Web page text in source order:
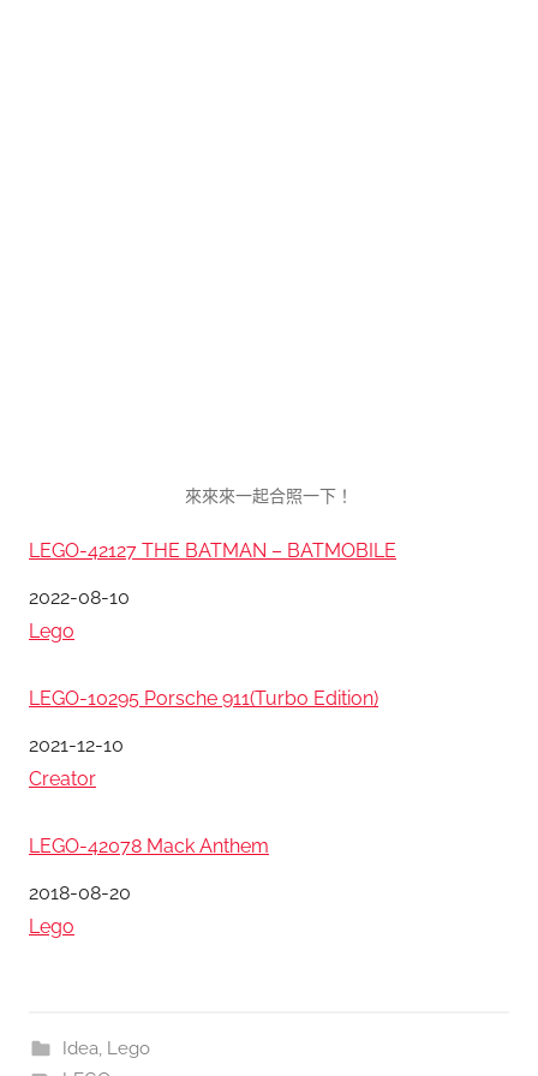
來來來一起合照一下！
LEGO-42127 THE BATMAN – BATMOBILE
日期
2022-08-10
關於
Lego
LEGO-10295 Porsche 911(Turbo Edition)
日期
2021-12-10
關於
Creator
LEGO-42078 Mack Anthem
日期
2018-08-20
關於
Lego
Idea Lego